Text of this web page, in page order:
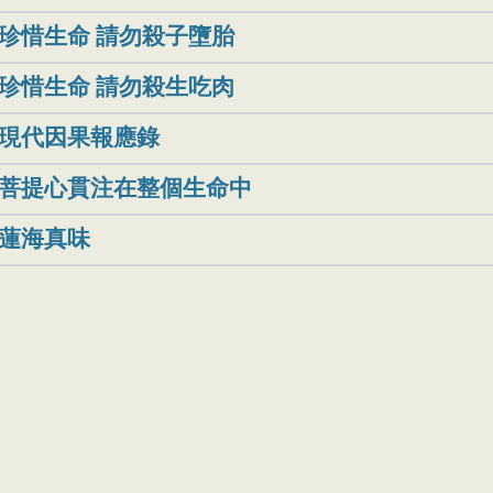
惜生命 請勿殺子墮胎
惜生命 請勿殺生吃肉
代因果報應錄
提心貫注在整個生命中
海真味